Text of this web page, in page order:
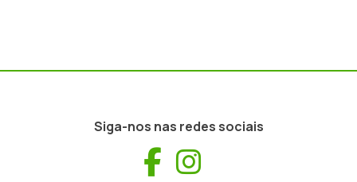
Siga-nos nas redes sociais
Facebook